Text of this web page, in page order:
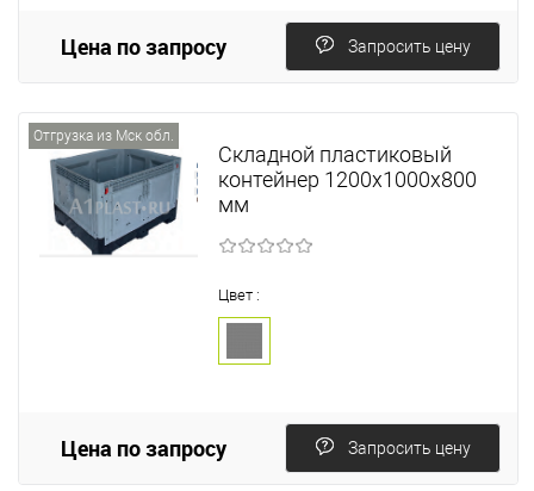
Цена по запросу Запросить цену
Отгрузка из Мск обл.
Складной пластиковый
контейнер 1200x1000x800
мм
Цвет :
Цена по запросу Запросить цену